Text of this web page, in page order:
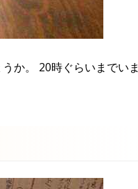
か。 20時ぐらいまでいま